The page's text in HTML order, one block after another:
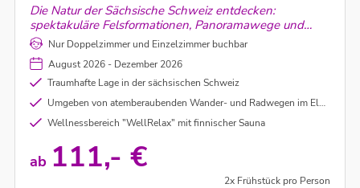
Die Natur der Sächsische Schweiz entdecken:
spektakuläre Felsformationen, Panoramawege und
unvergessliche Ausblicke. Rund um Neustadt in
Sachsen beginnt der Sommer voller Outdoor-
Abenteuer.
Nur Doppelzimmer und Einzelzimmer buchbar
August 2026 - Dezember 2026
Traumhafte Lage in der sächsischen Schweiz
Umgeben von atemberaubenden Wander- und Radwegen im Elbsandsteingebirge
Wellnessbereich "WellRelax" mit finnischer Sauna
ab 111,- €
2x Frühstück pro Person